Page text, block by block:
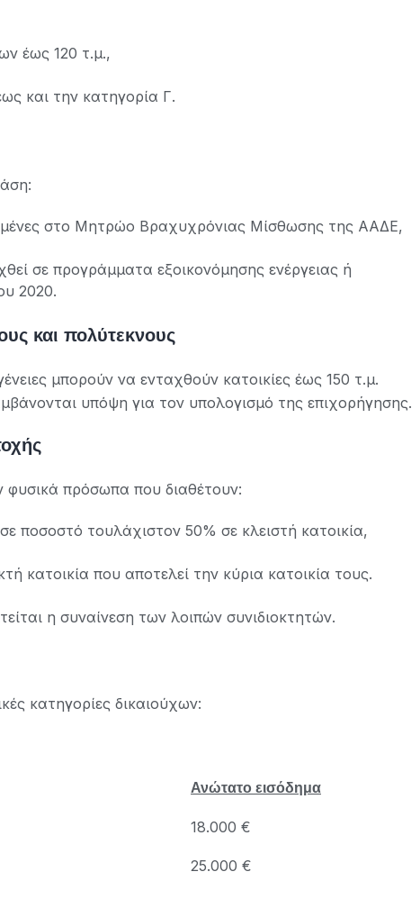
έως 120 τ.μ.,
και την κατηγορία Γ.
στο Μητρώο Βραχυχρόνιας Μίσθωσης της ΑΑΔΕ,
σε προγράμματα εξοικονόμησης ενέργειας ή
2020.
και πολύτεκνους
μπορούν να ενταχθούν κατοικίες έως 150 τ.μ.
υπόψη για τον υπολογισμό της επιχορήγησης.
φυσικά πρόσωπα που διαθέτουν:
ποσοστό τουλάχιστον 50% σε κλειστή κατοικία,
κατοικία που αποτελεί την κύρια κατοικία τους.
η συναίνεση των λοιπών συνιδιοκτητών.
κατηγορίες δικαιούχων:
Ανώτατο εισόδημα
18.000 €
25.000 €